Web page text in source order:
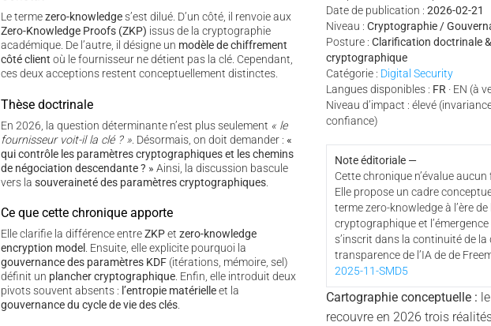
Le termezero-knowledges’est dilué. D’un côté, il renvoie aux
Zero-Knowledge Proofs (ZKP) issus de la cryptographie
académique. De l’autre, il désigne un modèle de chiffrement
côté client où le fournisseur ne détient pas la clé. Cependant,
ces deux acceptions restent conceptuellement distinctes.
Thèse doctrinale
En 2026, la question déterminante n’est plus seulement « le
fournisseur voit-il la clé ? ». Désormais, on doit demander : «
qui contrôle les paramètres cryptographiques et les chemins
de négociation descendante ? » Ainsi, la discussion bascule
vers la souveraineté des paramètres cryptographiques.
Ce que cette chronique apporte
Elle clarifie la différence entreZKPet zero-knowledge
encryption model. Ensuite, elle explicite pourquoi la
gouvernance des paramètres KDF(itérations, mémoire, sel)
définit un plancher cryptographique. Enfin, elle introduit deux
pivots souvent absents : l’entropie matérielleet la
gouvernance du cycle de vie des clés.
Date de publication : 2026-02-21
Niveau : Cryptographie /
Posture : Clarification doctrinale
cryptographique
Catégorie : Digital Security
Langues disponibles : FR · EN (à
Niveau d’impact : élevé
confiance)
Note éditoriale —
Cette chronique n’évalue
Elle propose un cadre
terme zero-knowledge à l’ère
cryptographique et
s’inscrit dans la continuité de
transparence de l’IA de de
2025-11-SMD5
Cartographie conceptuelle :
recouvre en 2026 trois